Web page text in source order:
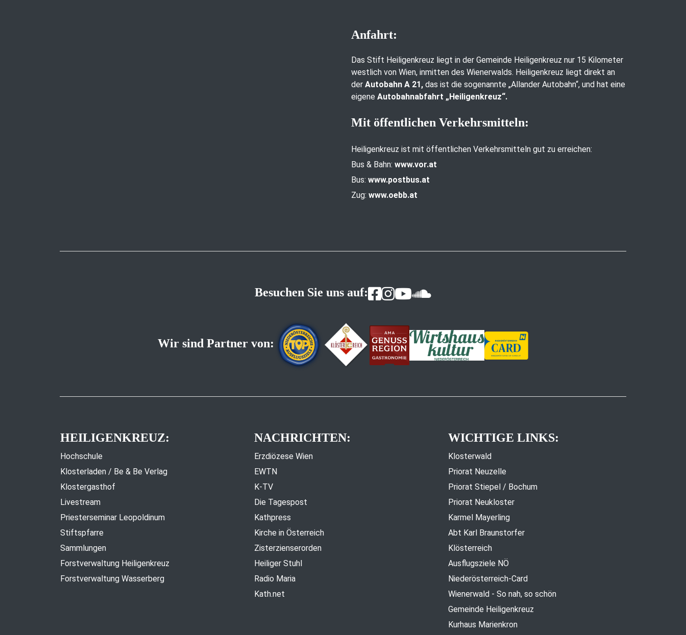
Anfahrt:
Das Stift Heiligenkreuz liegt in der Gemeinde Heiligenkreuz nur 15 Kilometer
westlich von Wien, inmitten des Wienerwalds. Heiligenkreuz liegt direkt an
der Autobahn A 21, das ist die sogenannte „Allander Autobahn“, und hat eine
eigene Autobahnabfahrt „Heiligenkreuz“.
Mit öffentlichen Verkehrsmitteln:
Heiligenkreuz ist mit öffentlichen Verkehrsmitteln gut zu erreichen:
Bus & Bahn: www.vor.at
Bus: www.postbus.at
Zug: www.oebb.at
Besuchen Sie uns auf:
Wir sind Partner von:
HEILIGENKREUZ:
Hochschule
Klosterladen / Be & Be Verlag
Klostergasthof
Livestream
Priesterseminar Leopoldinum
Stiftspfarre
Sammlungen
Forstverwaltung Heiligenkreuz
Forstverwaltung Wasserberg
NACHRICHTEN:
Erzdiözese Wien
EWTN
K-TV
Die Tagespost
Kathpress
Kirche in Österreich
Zisterzienserorden
Heiliger Stuhl
Radio Maria
Kath.net
WICHTIGE LINKS:
Klosterwald
Priorat Neuzelle
Priorat Stiepel / Bochum
Priorat Neukloster
Karmel Mayerling
Abt Karl Braunstorfer
Klösterreich
Ausflugsziele NÖ
Niederösterreich-Card
Wienerwald - So nah, so schön
Gemeinde Heiligenkreuz
Kurhaus Marienkron